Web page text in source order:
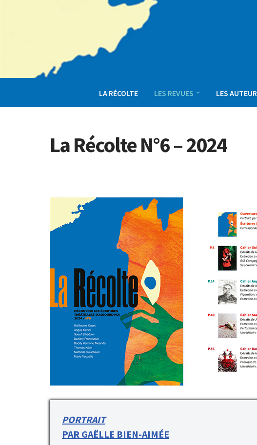
LA RÉCOLTE LES REVUES LES
La Récolte N°6 – 2024
PORTRAIT
PAR GAËLLE BIEN-AIMÉE